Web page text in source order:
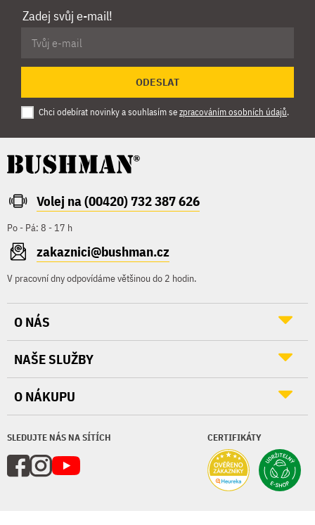
Zadej svůj e-mail!
ODESLAT
Chci odebírat novinky a souhlasím sezpracováním osobních údajů.
Volej na (00420) 732 387 626
Po - Pá: 8 - 17 h
zakaznici@bushman.cz
V pracovní dny odpovídáme většinou do 2 hodin.
SLEDUJTE NÁS NA SÍTÍCH CERTIFIKÁTY
O NÁS
NAŠE SLUŽBY
O NÁKUPU